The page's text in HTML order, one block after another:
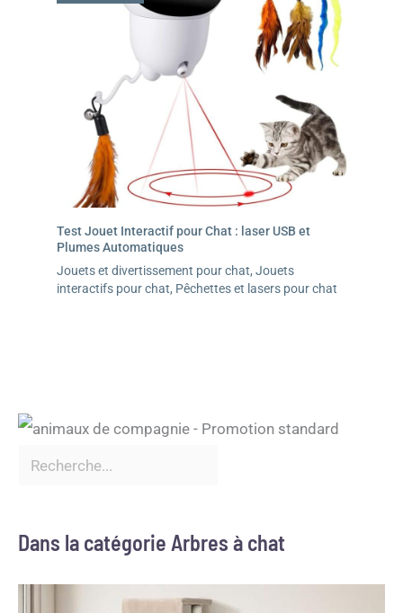
Test Jouet Interactif pour Chat : laser USB et
Plumes Automatiques
Jouets et divertissement pour chat, Jouets
interactifs pour chat, Pêchettes et lasers pour chat
Dans la catégorie Arbres à chat